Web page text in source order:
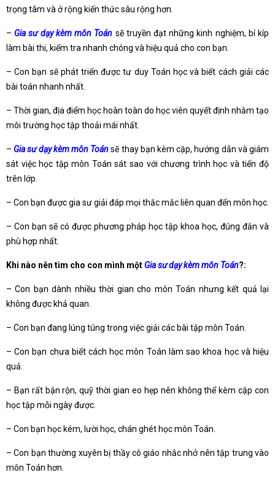
trọng tâm và ở rộng kiến thức sâu rộng hơn.
– Gia sư dạy kèm môn Toán sẽ truyền đạt những kinh nghiệm, bí kíp
làm bài thi, kiểm tra nhanh chóng và hiệu quả cho con bạn.
– Con bạn sẽ phát triển được tư duy Toán học và biết cách giải các
bài toán nhanh nhất.
– Thời gian, địa điểm học hoàn toàn do học viên quyết định nhằm tạo
môi trường học tập thoải mái nhất.
– Gia sư dạy kèm môn Toánsẽ thay bạn kèm cặp, hướng dẫn và giám
sát việc học tập môn Toán sát sao với chương trình học và tiến độ
trên lớp.
– Con bạn được gia sư giải đáp mọi thắc mắc liên quan đến môn học.
– Con bạn sẽ có được phương pháp học tập khoa học, đúng đắn và
phù hợp nhất.
Khi nào nên tìm cho con mình một Gia sư dạy kèm môn Toán?:
– Con bạn dành nhiều thời gian cho môn Toán nhưng kết quả lại
không được khả quan.
– Con bạn đang lúng túng trong việc giải các bài tập môn Toán.
– Con bạn chưa biết cách học môn Toán làm sao khoa học và hiệu
quả.
– Bạn rất bận rộn, quỹ thời gian eo hẹp nên không thể kèm cặp con
học tập mỗi ngày được.
– Con bạn học kém, lười học, chán ghét học môn Toán.
– Con bạn thường xuyên bị thầy cô giáo nhắc nhở nên tập trung vào
môn Toán hơn.